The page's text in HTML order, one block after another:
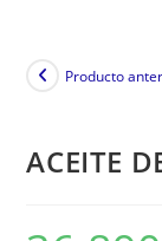
Producto
ACEITE